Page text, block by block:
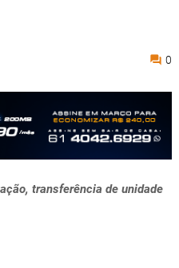
0
transferência de unidade